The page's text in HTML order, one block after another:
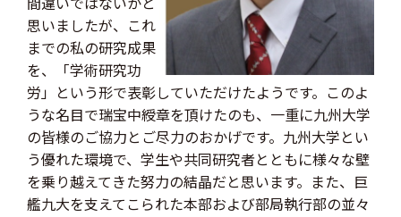
思いましたが、これ
までの私の研究成果
を、「学術研究功
労」という形で表彰していただけたようです。このよ
うな名目で瑞宝中綬章を頂けたのも、一重に九州大学
の皆様のご協力とご尽力のおかげです。九州大学とい
う優れた環境で、学生や共同研究者とともに様々な壁
を乗り越えてきた努力の結晶だと思います。また、巨
艦九大を支えてこられた本部および部局執行部の並々